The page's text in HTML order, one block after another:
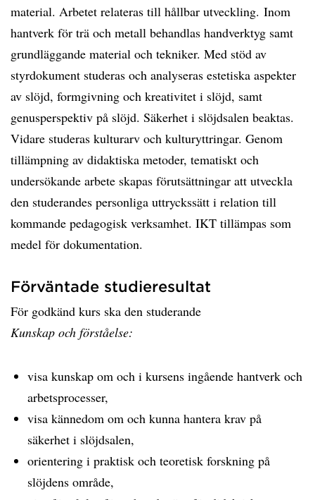
material. Arbetet relateras till hållbar utveckling. Inom
hantverk för trä och metall behandlas handverktyg samt
grundläggande material och tekniker. Med stöd av
styrdokument studeras och analyseras estetiska aspekter
av slöjd, formgivning och kreativitet i slöjd, samt
genusperspektiv på slöjd. Säkerhet i slöjdsalen beaktas.
Vidare studeras kulturarv och kulturyttringar. Genom
tillämpning av didaktiska metoder, tematiskt och
undersökande arbete skapas förutsättningar att utveckla
den studerandes personliga uttryckssätt i relation till
kommande pedagogisk verksamhet. IKT tillämpas som
medel för dokumentation.
Förväntade studieresultat
För godkänd kurs ska den studerande
Kunskap och förståelse:
visa kunskap om och i kursens ingående hantverk och
arbetsprocesser,
visa kännedom om och kunna hantera krav på
säkerhet i slöjdsalen,
orientering i praktisk och teoretisk forskning på
slöjdens område,